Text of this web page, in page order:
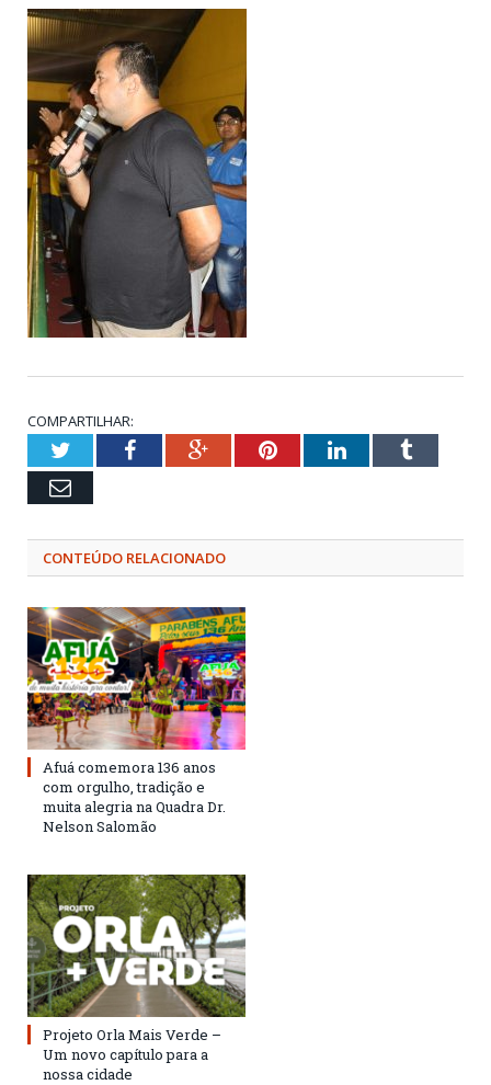
COMPARTILHAR:
TwitterFacebookGoogle+PinterestLinkedInTumblr
Email
CONTEÚDO RELACIONADO
Afuá comemora 136 anos
com orgulho, tradição e
muita alegria na Quadra Dr.
Nelson Salomão
Projeto Orla Mais Verde –
Um novo capítulo para a
nossa cidade